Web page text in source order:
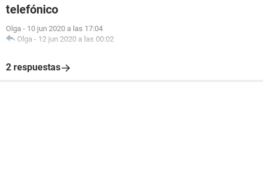
telefónico
Olga - 10 jun 2020 a las 17:04
Olga - 12 jun 2020 a las 00:02
2 respuestas